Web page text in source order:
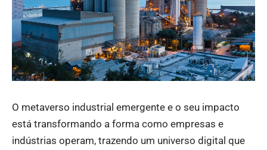
O metaverso industrial emergente e o seu impacto
está transformando a forma como empresas e
indústrias operam, trazendo um universo digital que